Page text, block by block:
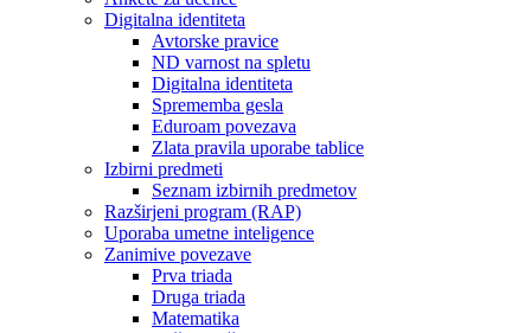
Digitalna identiteta
Avtorske pravice
ND varnost na spletu
Digitalna identiteta
Sprememba gesla
Eduroam povezava
Zlata pravila uporabe tablice
Izbirni predmeti
Seznam izbirnih predmetov
Razširjeni program (RAP)
Uporaba umetne inteligence
Zanimive povezave
Prva triada
Druga triada
Matematika